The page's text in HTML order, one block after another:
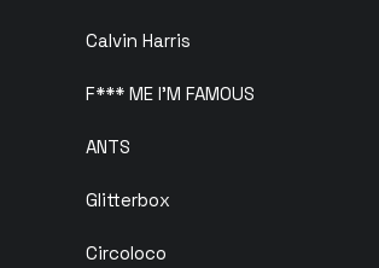
Calvin Harris
F*** ME I’M FAMOUS
ANTS
Glitterbox
Circoloco